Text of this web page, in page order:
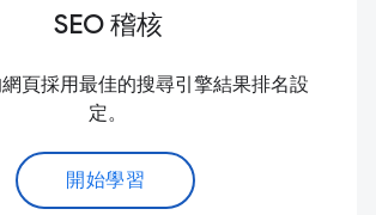
SEO 稽核
頁採用最佳的搜尋引擎結果排名設
定。
開始學習